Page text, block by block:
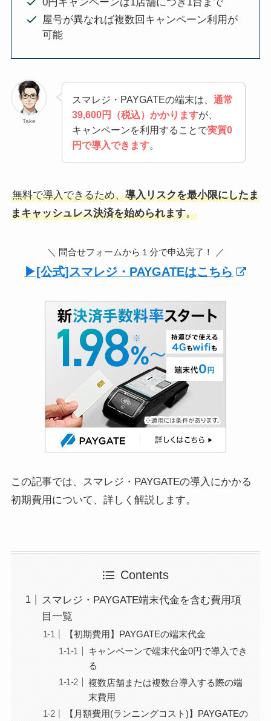
屋号が異なれば複数回キャンペーン利用が
可能
Take
スマレジ・PAYGATEの端末は、通常
39,600円（税込）かかりますが、
キャンペーンを利用することで実質0
円で導入できます。
無料で導入できるため、導入リスクを最小限にしたま
まキャッシュレス決済を始められます。
＼ 問合せフォームから１分で申込完了！ ／
▶︎[公式]スマレジ・PAYGATEはこちら
この記事では、スマレジ・PAYGATEの導入にかかる
初期費用について、詳しく解説します。
Contents
スマレジ・PAYGATE端末代金を含む費用項
目一覧
【初期費用】PAYGATEの端末代金
キャンペーンで端末代金0円で導入でき
る
複数店舗または複数台導入する際の端
末費用
【月額費用(ランニングコスト)】PAYGATEの